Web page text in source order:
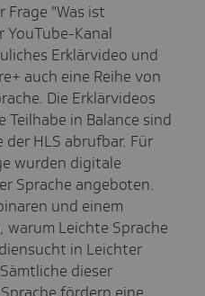
Frage "Was ist
Kanal
Erklärvideo und
auch eine Reihe von
Die Erklärvideos
in Balance sind
HLS abrufbar. Für
wurden digitale
Sprache angeboten.
und einem
Leichte Sprache
in Leichter
dieser